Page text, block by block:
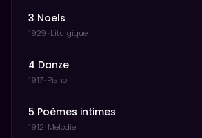
3 Noels
1929 · Liturgique
4 Danze
1917 · Piano
5 Poèmes intimes
1912 · Melodie